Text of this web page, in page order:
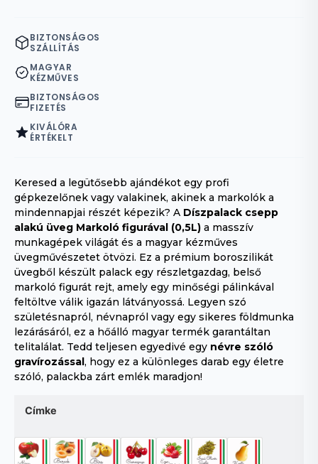
BIZTONSÁGOS
SZÁLLÍTÁS
MAGYAR
KÉZMŰVES
BIZTONSÁGOS
FIZETÉS
KIVÁLÓRA
ÉRTÉKELT
Keresed a legütősebb ajándékot egy profi
gépkezelőnek vagy valakinek, akinek a markolók a
mindennapjai részét képezik? A Díszpalack csepp
alakú üveg Markoló figurával (0,5L) a masszív
munkagépek világát és a magyar kézműves
üvegművészetet ötvözi. Ez a prémium boroszilikát
üvegből készült palack egy részletgazdag, belső
markoló figurát rejt, amely egy minőségi pálinkával
feltöltve válik igazán látványossá. Legyen szó
születésnapról, névnapról vagy egy sikeres földmunka
lezárásáról, ez a hőálló magyar termék garantáltan
telitalálat. Tedd teljesen egyedivé egy névre szóló
gravírozással , hogy ez a különleges darab egy életre
szóló, palackba zárt emlék maradjon!
Címke